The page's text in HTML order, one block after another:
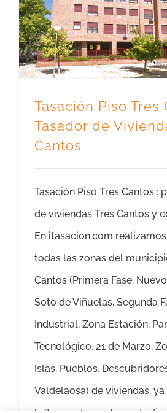
Tasación Piso Tres
Tasador de
Cantos
Tasación Piso Tres Cantos :
de viviendas Tres Cantos y
En itasacion.com
todas las zonas del
Cantos (Primera Fase,
Soto de Viñuelas, Segunda
Industrial, Zona Estación,
Tecnológico, 21 de Marzo,
Islas, Pueblos,
Valdelaosa) de viviendas, ya